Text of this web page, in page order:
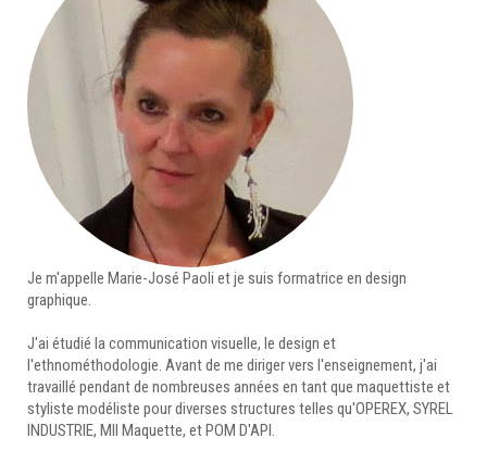
Je m'appelle Marie-José Paoli et je suis formatrice en design
graphique.
J'ai étudié la communication visuelle, le design et
l'ethnométhodologie. Avant de me diriger vers l'enseignement, j'ai
travaillé pendant de nombreuses années en tant que maquettiste et
styliste modéliste pour diverses structures telles qu'OPEREX, SYREL
INDUSTRIE, MII Maquette, et POM D'API.